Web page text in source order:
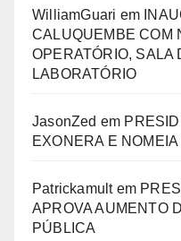
WilliamGuari em
CALUQUEMBE COM
OPERATÓRIO, SALA
LABORATÓRIO
JasonZed em
EXONERA E
Patrickamultem
APROVA AUMENTO
PÚBLICA